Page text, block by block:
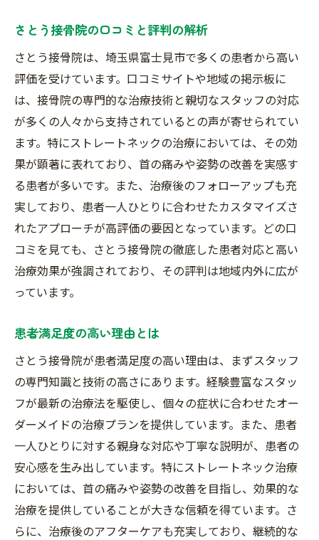
さとう接骨院の口コミと評判の解析
さとう接骨院は、埼玉県富士見市で多くの患者から高い
評価を受けています。口コミサイトや地域の掲示板に
は、接骨院の専門的な治療技術と親切なスタッフの対応
が多くの人々から支持されているとの声が寄せられてい
ます。特にストレートネックの治療においては、その効
果が顕著に表れており、首の痛みや姿勢の改善を実感す
る患者が多いです。また、治療後のフォローアップも充
実しており、患者一人ひとりに合わせたカスタマイズさ
れたアプローチが高評価の要因となっています。どの口
コミを見ても、さとう接骨院の徹底した患者対応と高い
治療効果が強調されており、その評判は地域内外に広が
っています。
患者満足度の高い理由とは
さとう接骨院が患者満足度の高い理由は、まずスタッフ
の専門知識と技術の高さにあります。経験豊富なスタッ
フが最新の治療法を駆使し、個々の症状に合わせたオー
ダーメイドの治療プランを提供しています。また、患者
一人ひとりに対する親身な対応や丁寧な説明が、患者の
安心感を生み出しています。特にストレートネック治療
においては、首の痛みや姿勢の改善を目指し、効果的な
治療を提供していることが大きな信頼を得ています。さ
らに、治療後のアフターケアも充実しており、継続的な